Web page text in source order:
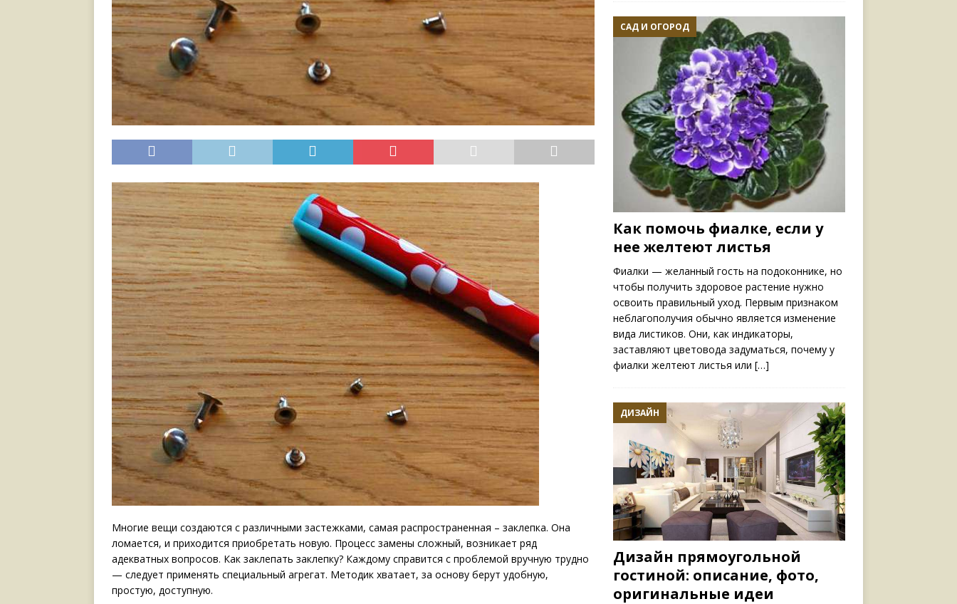
Многие вещи создаются с различными застежками, самая распространенная – заклепка. Она
ломается, и приходится приобретать новую. Процесс замены сложный, возникает ряд
адекватных вопросов. Как заклепать заклепку? Каждому справится с проблемой вручную трудно
— следует применять специальный агрегат. Методик хватает, за основу берут удобную,
простую, доступную.
САД И ОГОРОД
Как помочь фиалке, если у
нее желтеют листья
Фиалки — желанный гость на подоконнике, но
чтобы получить здоровое растение нужно
освоить правильный уход. Первым признаком
неблагополучия обычно является изменение
вида листиков. Они, как индикаторы,
заставляют цветовода задуматься, почему у
фиалки желтеют листья или […]
ДИЗАЙН
Дизайн прямоугольной
гостиной: описание, фото,
оригинальные идеи